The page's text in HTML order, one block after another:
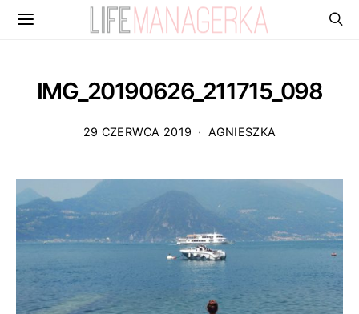
IMG_20190626_211715_098
29 CZERWCA 2019 AGNIESZKA